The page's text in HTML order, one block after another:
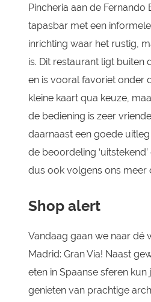
Pincheria aan de Fernando
tapasbar met een
inrichting waar het rustig,
is. Dit restaurant ligt buiten
en is vooral favoriet onder
kleine kaart qua keuze,
de bediening is zeer
daarnaast een goede
de beoordeling
dus ook volgens ons meer
Shop alert
Vandaag gaan we naar dé
Madrid: Gran Via! Naast
eten in Spaanse sferen kun
genieten van prachtige